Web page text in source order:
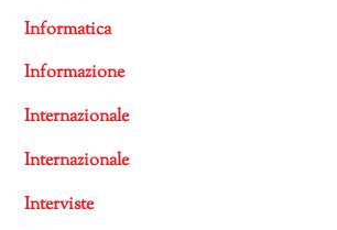
Informatica
Informazione
Internazionale
Internazionale
Interviste